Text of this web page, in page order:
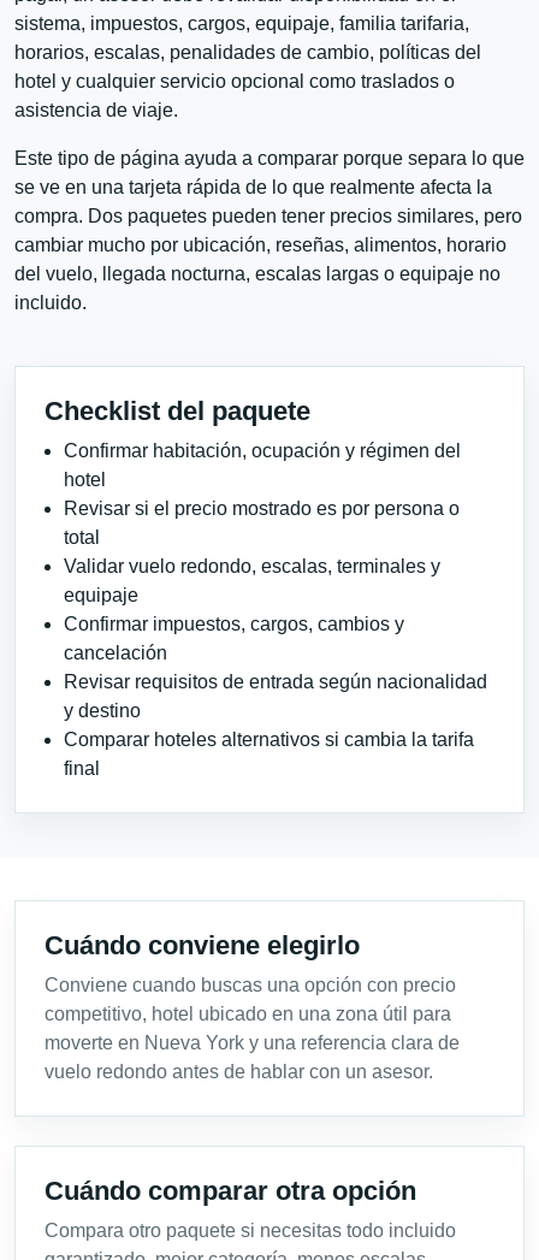
sistema, impuestos, cargos, equipaje, familia tarifaria,
horarios, escalas, penalidades de cambio, políticas del
hotel y cualquier servicio opcional como traslados o
asistencia de viaje.
Este tipo de página ayuda a comparar porque separa lo que
se ve en una tarjeta rápida de lo que realmente afecta la
compra. Dos paquetes pueden tener precios similares, pero
cambiar mucho por ubicación, reseñas, alimentos, horario
del vuelo, llegada nocturna, escalas largas o equipaje no
incluido.
Checklist del paquete
Confirmar habitación, ocupación y régimen del
hotel
Revisar si el precio mostrado es por persona o
total
Validar vuelo redondo, escalas, terminales y
equipaje
Confirmar impuestos, cargos, cambios y
cancelación
Revisar requisitos de entrada según nacionalidad
y destino
Comparar hoteles alternativos si cambia la tarifa
final
Cuándo conviene elegirlo
Conviene cuando buscas una opción con precio
competitivo, hotel ubicado en una zona útil para
moverte en Nueva York y una referencia clara de
vuelo redondo antes de hablar con un asesor.
Cuándo comparar otra opción
Compara otro paquete si necesitas todo incluido